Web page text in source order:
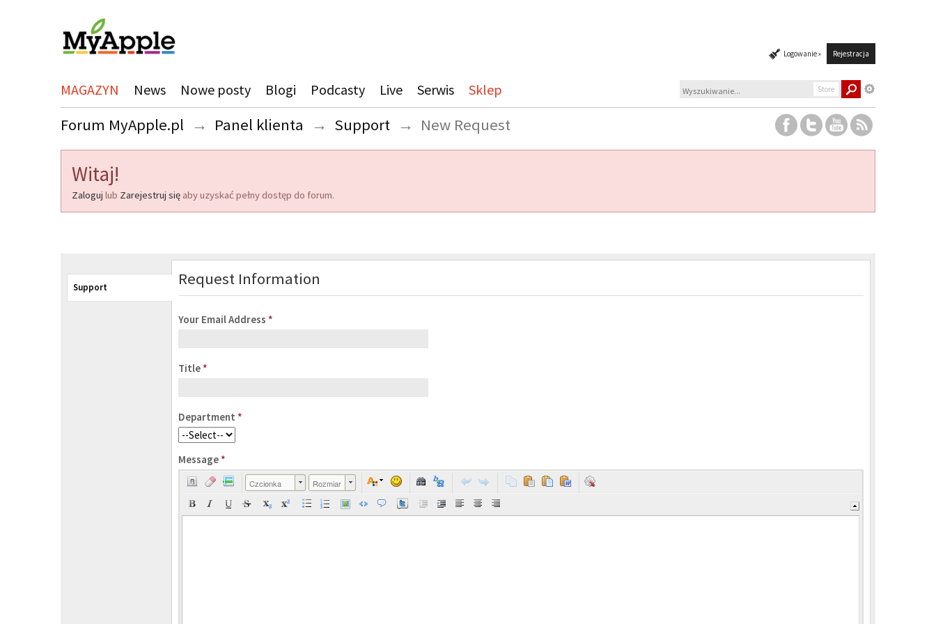
Logowanie » Rejestracja
MAGAZYN News Nowe posty Blogi Podcasty Live Serwis Sklep Store
Forum MyApple.pl → Panel klienta → Support → New Request
Witaj!
Zaloguj lub Zarejestruj się aby uzyskać pełny dostęp do forum.
Support Request Information
Your Email Address *
Title *
Department *
Message *
Czcionka Rozmiar